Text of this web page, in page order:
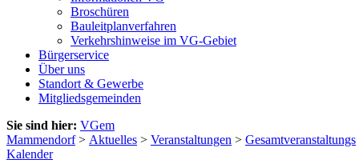
Broschüren
Bauleitplanverfahren
Verkehrshinweise im VG-Gebiet
Bürgerservice
Über uns
Standort & Gewerbe
Mitgliedsgemeinden
Sie sind hier: VGem
Mammendorf> Aktuelles > Veranstaltungen > Gesamtveranstaltungs
Kalender